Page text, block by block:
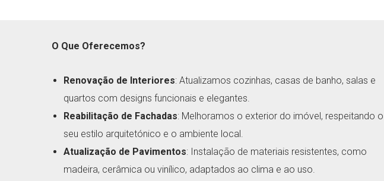
O Que Oferecemos?
Renovação de Interiores: Atualizamos cozinhas, casas de banho, salas e
quartos com designs funcionais e elegantes.
Reabilitação de Fachadas: Melhoramos o exterior do imóvel, respeitando o
seu estilo arquitetónico e o ambiente local.
Atualização de Pavimentos: Instalação de materiais resistentes, como
madeira, cerâmica ou vinílico, adaptados ao clima e ao uso.